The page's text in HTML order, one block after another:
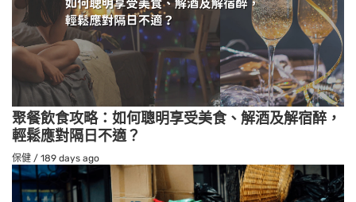
聚餐飲食攻略：如何聰明享受美食、解酒及解宿醉，
輕鬆應對隔日不適？
保健 / 189 days ago